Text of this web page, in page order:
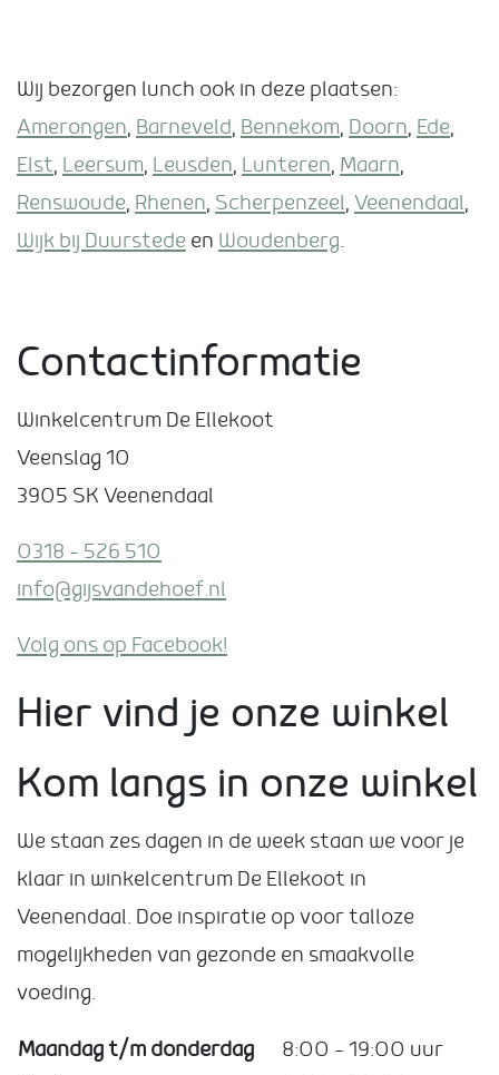
Wij bezorgen lunch ook in deze plaatsen:
Amerongen, Barneveld, Bennekom, Doorn, Ede,
Elst, Leersum, Leusden, Lunteren, Maarn,
Renswoude, Rhenen, Scherpenzeel, Veenendaal,
Wijk bij Duurstede en Woudenberg.
Contactinformatie
Winkelcentrum De Ellekoot
Veenslag 10
3905 SK Veenendaal
0318 – 526 510
info@gijsvandehoef.nl
Volg ons op Facebook!
Hier vind je onze winkel
Kom langs in onze winkel
We staan zes dagen in de week staan we voor je
klaar in winkelcentrum De Ellekoot in
Veenendaal. Doe inspiratie op voor talloze
mogelijkheden van gezonde en smaakvolle
voeding.
Maandag t/m donderdag
8:00 – 19:00 uur